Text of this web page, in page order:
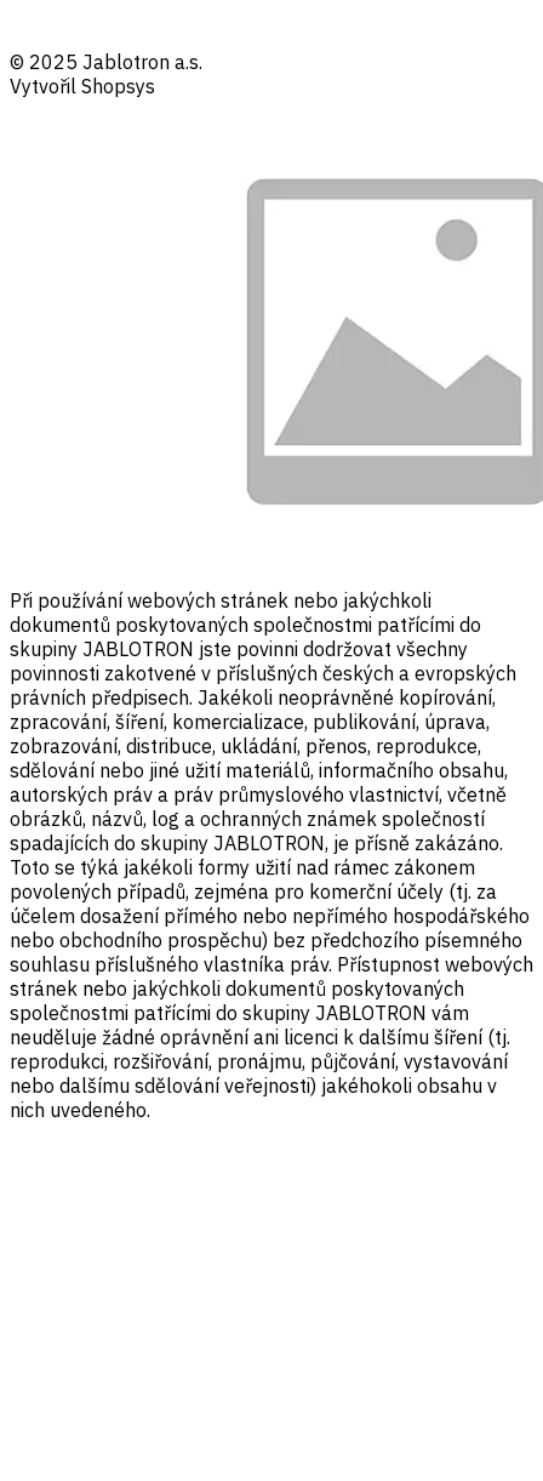
© 2025 Jablotron a.s.
Vytvořil Shopsys
Při používání webových stránek nebo jakýchkoli
dokumentů poskytovaných společnostmi patřícími do
skupiny JABLOTRON jste povinni dodržovat všechny
povinnosti zakotvené v příslušných českých a evropských
právních předpisech. Jakékoli neoprávněné kopírování,
zpracování, šíření, komercializace, publikování, úprava,
zobrazování, distribuce, ukládání, přenos, reprodukce,
sdělování nebo jiné užití materiálů, informačního obsahu,
autorských práv a práv průmyslového vlastnictví, včetně
obrázků, názvů, log a ochranných známek společností
spadajících do skupiny JABLOTRON, je přísně zakázáno.
Toto se týká jakékoli formy užití nad rámec zákonem
povolených případů, zejména pro komerční účely (tj. za
účelem dosažení přímého nebo nepřímého hospodářského
nebo obchodního prospěchu) bez předchozího písemného
souhlasu příslušného vlastníka práv. Přístupnost webových
stránek nebo jakýchkoli dokumentů poskytovaných
společnostmi patřícími do skupiny JABLOTRON vám
neuděluje žádné oprávnění ani licenci k dalšímu šíření (tj.
reprodukci, rozšiřování, pronájmu, půjčování, vystavování
nebo dalšímu sdělování veřejnosti) jakéhokoli obsahu v
nich uvedeného.